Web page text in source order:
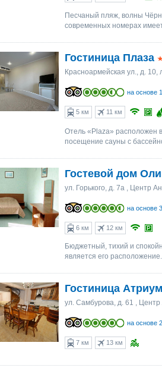
Песчаный пляж, волны
современных номерах
Гостиница Плаза
Красноармейская ул., д. 10,
на основе
5 км 11 км
Отель «Plaza» расположен
посещение сауны с
Гостевой дом
ул. Горького, д. 7а, Центр
на основе
6 км 12 км
Бюджетный, тихий и
является его
Гостиница Атриум
ул. Самбурова, д. 61 ,
на основе
7 км 13 км